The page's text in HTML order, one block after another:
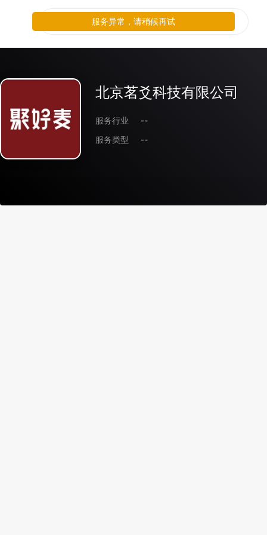
北京茗爻科技有限公司
服务行业
--
服务类型
--
服务异常，请稍候再试